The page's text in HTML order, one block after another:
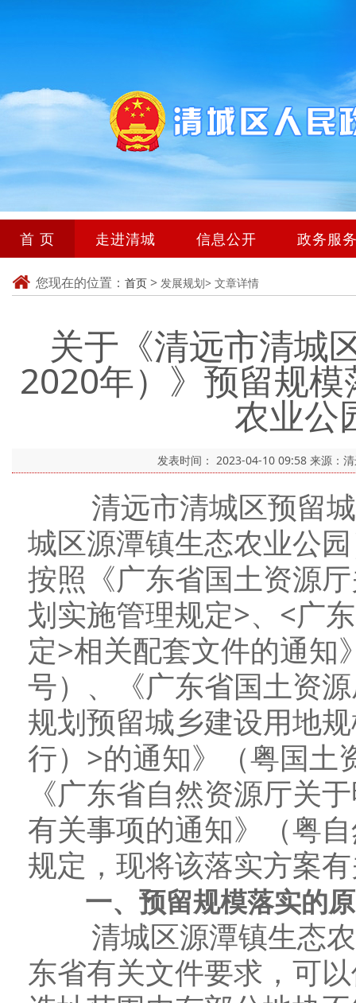
首 页 走进清城 信息公开 政务服
您现在的位置： 首页 > 发展规划> 文章详情
关于《清远市清城
2020年）》预留规
农业公
发表时间： 2023-04-10 09:58 来源：
清远市清城区预留城
城区源潭镇生态农业公
按照《广东省国土资源
划实施管理规定>、<广
定>相关配套文件的通知
号）、《广东省国土资
规划预留城乡建设用地
行）>的通知》（粤国土
《广东省自然资源厅关
有关事项的通知》（粤
规定，现将该落实方案
一、预留规模落实的
清城区源潭镇生态农
东省有关文件要求，可